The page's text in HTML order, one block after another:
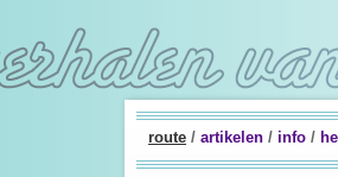
route / artikelen / info /